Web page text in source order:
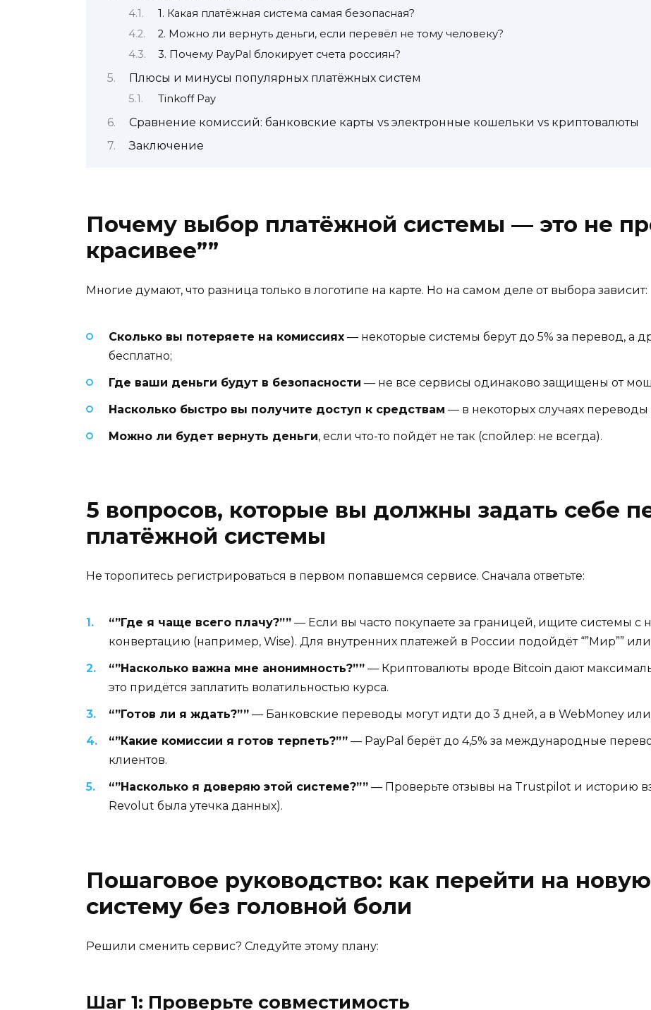
1. Какая платёжная система самая безопасная?
2. Можно ли вернуть деньги, если перевёл не тому человеку?
3. Почему PayPal блокирует счета россиян?
Плюсы и минусы популярных платёжных систем
Tinkoff Pay
Сравнение комиссий: банковские карты vs электронные кошельки vs криптовалюты
Заключение
Почему выбор платёжной системы — это не
красивее””
Многие думают, что разница только в логотипе на карте. Но на самом деле от выбора зависит:
Сколько вы потеряете на комиссиях — некоторые системы берут до 5% за перевод, а
бесплатно;
Где ваши деньги будут в безопасности — не все сервисы одинаково защищены от
Насколько быстро вы получите доступ к средствам — в некоторых случаях
Можно ли будет вернуть деньги, если что-то пойдёт не так (спойлер: не всегда).
5 вопросов, которые вы должны задать себе
платёжной системы
Не торопитесь регистрироваться в первом попавшемся сервисе. Сначала ответьте:
“”Где я чаще всего плачу?”” — Если вы часто покупаете за границей, ищите системы
конвертацию (например, Wise). Для внутренних платежей в России подойдёт “”Мир””
“”Насколько важна мне анонимность?”” — Криптовалюты вроде Bitcoin дают
это придётся заплатить волатильностью курса.
“”Готов ли я ждать?”” — Банковские переводы могут идти до 3 дней, а в WebMoney
“”Какие комиссии я готов терпеть?”” — PayPal берёт до 4,5% за международные
клиентов.
“”Насколько я доверяю этой системе?”” — Проверьте отзывы на Trustpilot и историю
Revolut была утечка данных).
Пошаговое руководство: как перейти на
систему без головной боли
Решили сменить сервис? Следуйте этому плану:
Шаг 1: Проверьте совместимость